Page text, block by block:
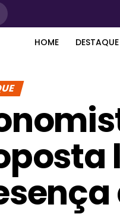
HOME DESTAQUE